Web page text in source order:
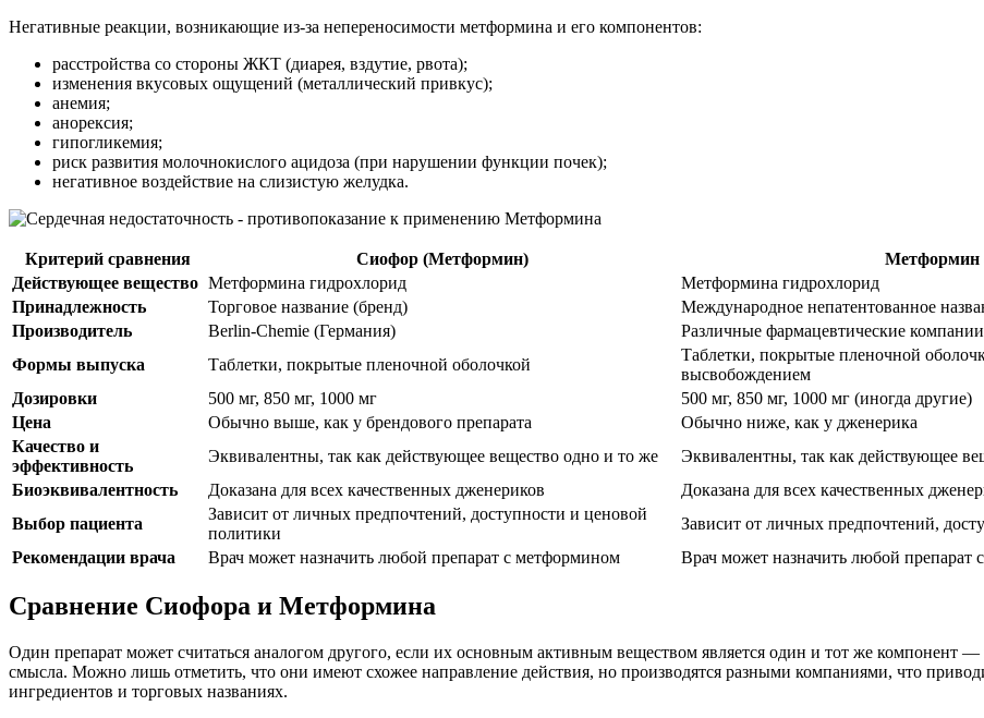
Негативные реакции, возникающие из-за непереносимости метформина и его компонентов:
расстройства со стороны ЖКТ (диарея, вздутие, рвота);
изменения вкусовых ощущений (металлический привкус);
анемия;
анорексия;
гипогликемия;
риск развития молочнокислого ацидоза (при нарушении функции почек);
негативное воздействие на слизистую желудка.
Критерий сравнения Сиофор (Метформин)
Метформин
Действующее вещество Метформина гидрохлорид
Метформина гидрохлорид
Принадлежность
Торговое название (бренд)
Международное непатентованное
Производитель
Berlin-Chemie (Германия)
Различные фармацевтические компании
Формы выпуска
Таблетки, покрытые пленочной оболочкой
Таблетки, покрытые пленочной
высвобождением
Дозировки
500 мг, 850 мг, 1000 мг
500 мг, 850 мг, 1000 мг (иногда другие)
Цена
Обычно выше, как у брендового препарата
Обычно ниже, как у дженерика
Качество и
эффективность
Эквивалентны, так как действующее вещество одно и то же
Эквивалентны, так как действующее
Биоэквивалентность
Доказана для всех качественных дженериков
Доказана для всех качественных
Выбор пациента
Зависит от личных предпочтений, доступности и ценовой
политики
Зависит от личных предпочтений,
Рекомендации врача
Врач может назначить любой препарат с метформином Врач может назначить любой препарат
Сравнение Сиофора и Метформина
Один препарат может считаться аналогом другого, если их основным активным веществом является один и тот же компонент
смысла. Можно лишь отметить, что они имеют схожее направление действия, но производятся разными компаниями, что
ингредиентов и торговых названиях.